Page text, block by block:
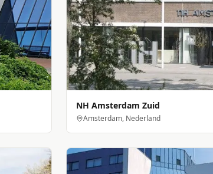
NH Amsterdam Zuid
Amsterdam, Nederland